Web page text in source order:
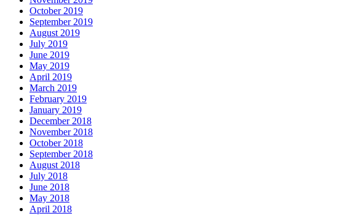
October 2019
September 2019
August 2019
July 2019
June 2019
May 2019
April 2019
March 2019
February 2019
January 2019
December 2018
November 2018
October 2018
September 2018
August 2018
July 2018
June 2018
May 2018
April 2018